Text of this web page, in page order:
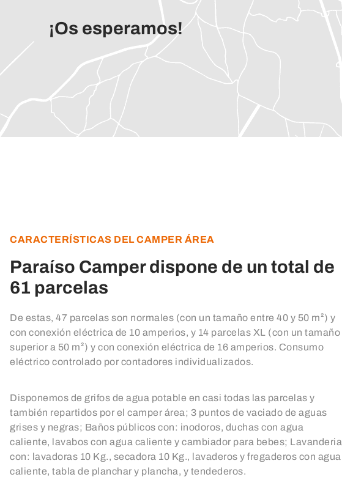
¡Os esperamos!
CARACTERÍSTICAS DEL CAMPER ÁREA
Paraíso Camper dispone de un total de
61 parcelas
De estas, 47 parcelas son normales (con un tamaño entre 40 y 50 m²) y
con conexión eléctrica de 10 amperios, y 14 parcelas XL (con un tamaño
superior a 50 m²) y con conexión eléctrica de 16 amperios. Consumo
eléctrico controlado por contadores individualizados.
Disponemos de grifos de agua potable en casi todas las parcelas y
también repartidos por el camper área; 3 puntos de vaciado de aguas
grises y negras; Baños públicos con: inodoros, duchas con agua
caliente, lavabos con agua caliente y cambiador para bebes; Lavanderia
con: lavadoras 10 Kg., secadora 10 Kg., lavaderos y fregaderos con agua
caliente, tabla de planchar y plancha, y tendederos.